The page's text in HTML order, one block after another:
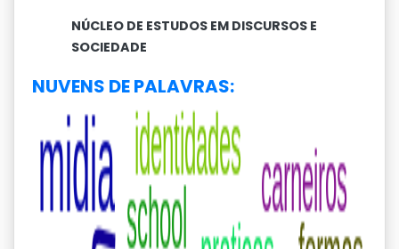
NÚCLEO DE ESTUDOS EM DISCURSOS E
SOCIEDADE
NUVENS DE PALAVRAS: